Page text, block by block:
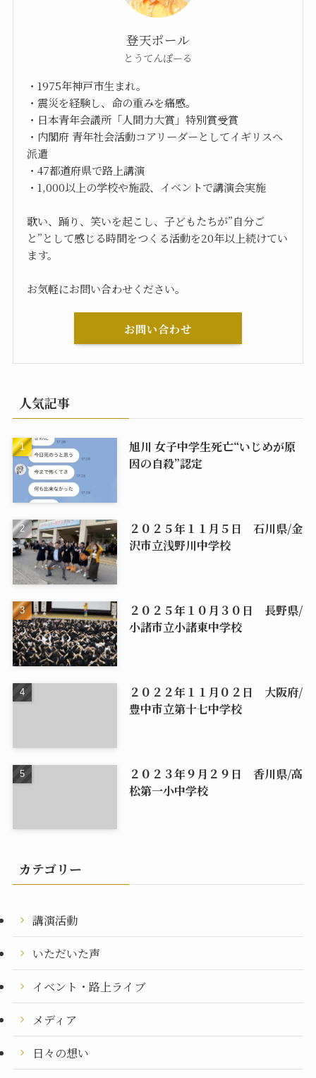
登天ポール
とうてんぽーる
・1975年神戸市生まれ。
・震災を経験し、命の重みを痛感。
・日本青年会議所「人間力大賞」特別賞受賞
・内閣府 青年社会活動コアリーダーとしてイギリスへ
派遣
・47都道府県で路上講演
・1,000以上の学校や施設、イベントで講演会実施
歌い、踊り、笑いを起こし、子どもたちが”自分ご
と”として感じる時間をつくる活動を20年以上続けてい
ます。
お気軽にお問い合わせください。
お問い合わせ
人気記事
旭川 女子中学生死亡“いじめが原
因の自殺”認定
２０２５年１１月５日 石川県/金
沢市立浅野川中学校
２０２５年１０月３０日 長野県/
小諸市立小諸東中学校
２０２２年１１月０２日 大阪府/
豊中市立第十七中学校
２０２３年９月２９日 香川県/高
松第一小中学校
カテゴリー
講演活動
いただいた声
イベント・路上ライブ
メディア
日々の想い